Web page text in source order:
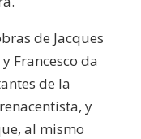
de Jacques
Francesco da
de la
y
al mismo